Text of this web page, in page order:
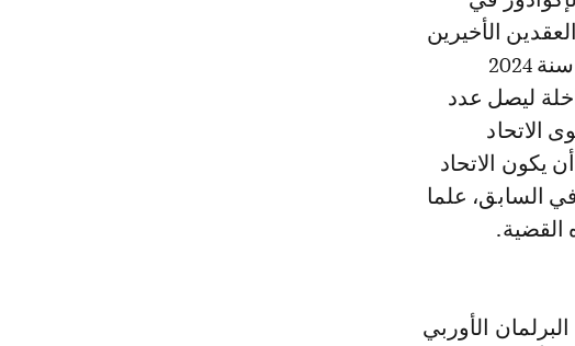
سحبت في العقدين الأخيرين
الاعتراف بالجمهورية الوهمية، ونسجل استمرار فتح القنصليات سنة 2024
ليصل عدد
الاتحاد
يكون الاتحاد
السابق، علما
القضية.
نجد أنه ولأول مرة منذ22 سنة في البرلمان الأوربي